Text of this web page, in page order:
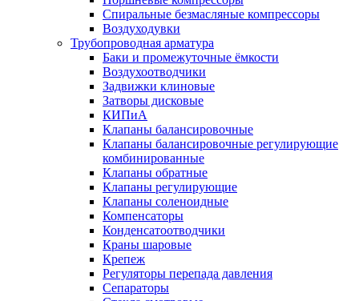
Спиральные безмасляные компрессоры
Воздуходувки
Трубопроводная арматура
Баки и промежуточные ёмкости
Воздухоотводчики
Задвижки клиновые
Затворы дисковые
КИПиА
Клапаны балансировочные
Клапаны балансировочные регулирующие
комбинированные
Клапаны обратные
Клапаны регулирующие
Клапаны соленоидные
Компенсаторы
Конденсатоотводчики
Краны шаровые
Крепеж
Регуляторы перепада давления
Сепараторы